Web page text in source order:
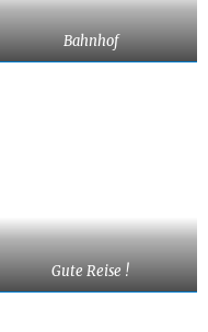
Bahnhof
Gute Reise !